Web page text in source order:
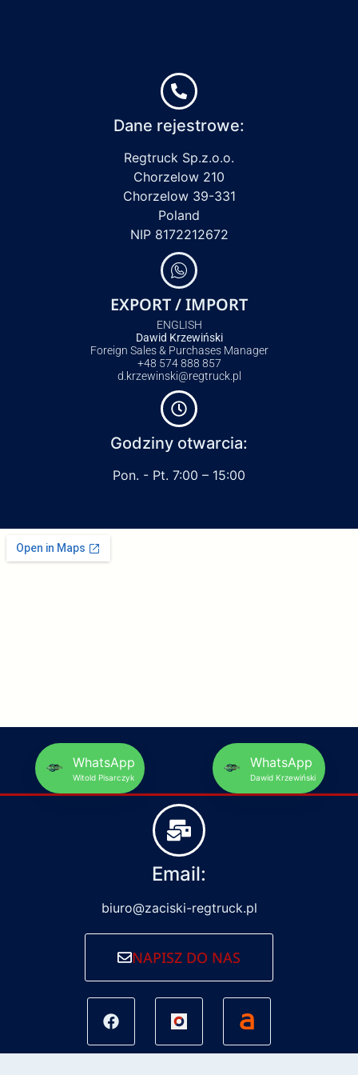
Dane rejestrowe:
Regtruck Sp.z.o.o.
Chorzelow 210
Chorzelow 39-331
Poland
NIP 8172212672
EXPORT / IMPORT
ENGLISH
Dawid Krzewiński
Foreign Sales & Purchases Manager
+48 574 888 857
d.krzewinski@regtruck.pl
Godziny otwarcia:
Pon. - Pt. 7:00 – 15:00
WhatsApp
Witold Pisarczyk
WhatsApp
Dawid Krzewiński
Email:
biuro@zaciski-regtruck.pl
NAPISZ DO NAS